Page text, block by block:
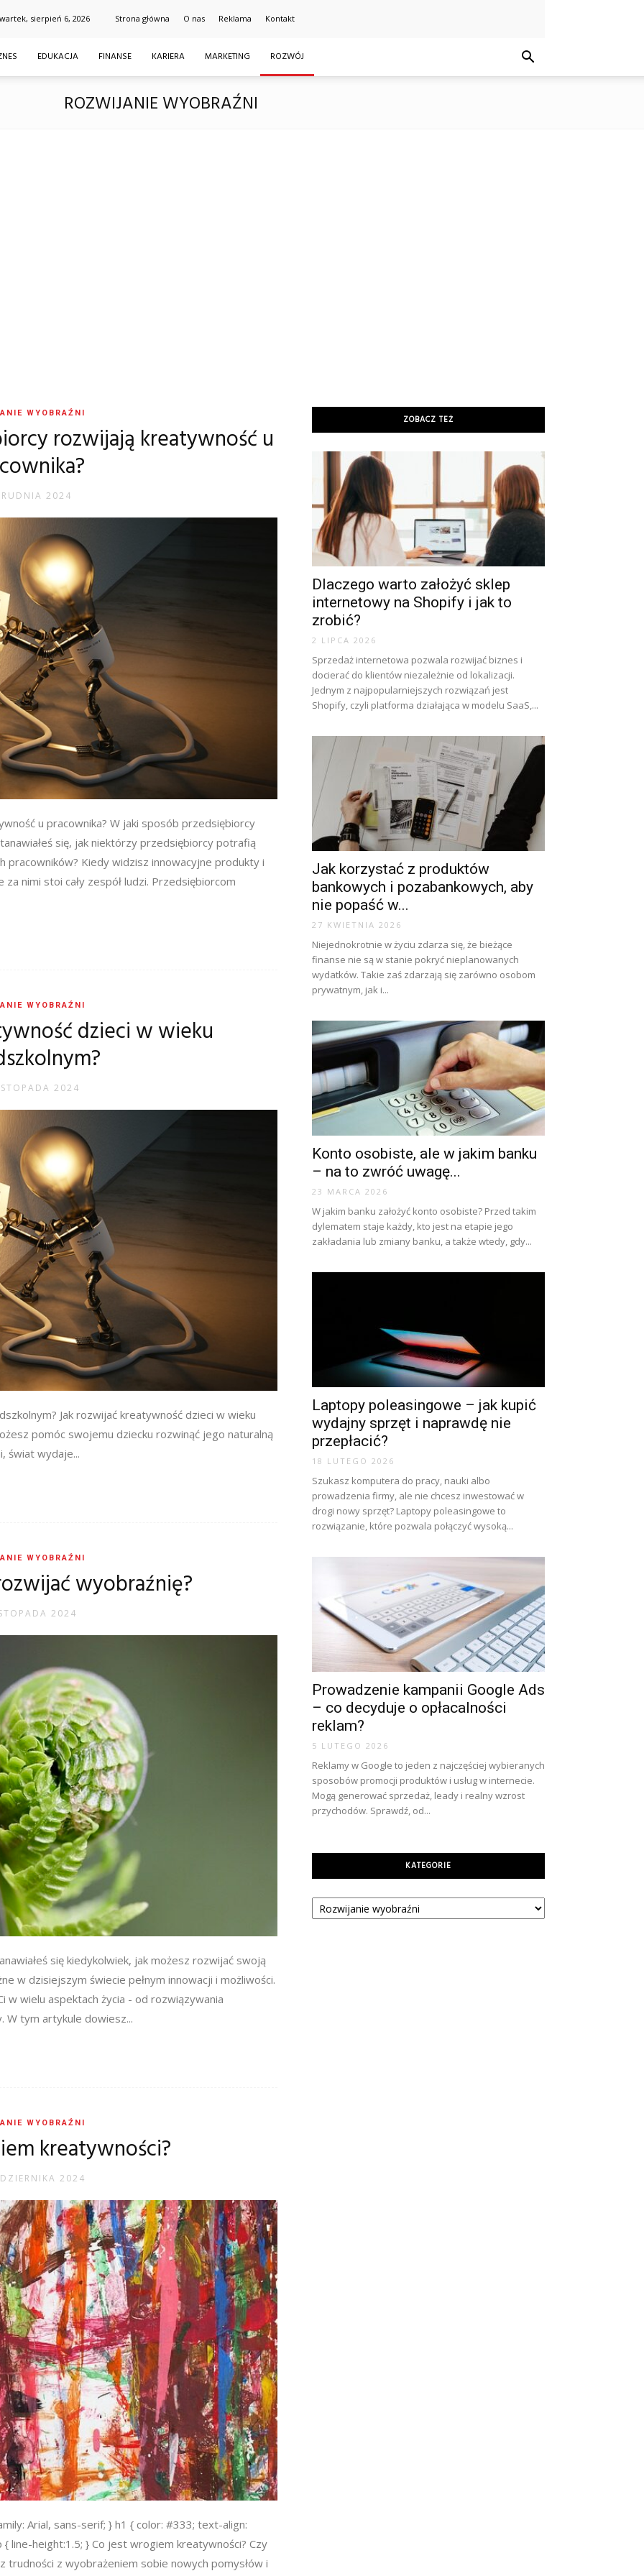
sierpień 6, 2026 Strona główna O nas Reklama Kontakt
EDUKACJA FINANSE KARIERA MARKETING ROZWÓJ
ROZWIJANIE WYOBRAŹNI
WYOBRAŹNI
rozwijają kreatywność u
2024
u pracownika? W jaki sposób przedsiębiorcy
się, jak niektórzy przedsiębiorcy potrafią
pracowników? Kiedy widzisz innowacyjne produkty i
nimi stoi cały zespół ludzi. Przedsiębiorcom
WYOBRAŹNI
dzieci w wieku
2024
Jak rozwijać kreatywność dzieci w wieku
pomóc swojemu dziecku rozwinąć jego naturalną
świat wydaje...
WYOBRAŹNI
wyobraźnię?
2024
się kiedykolwiek, jak możesz rozwijać swoją
w dzisiejszym świecie pełnym innowacji i możliwości.
w wielu aspektach życia - od rozwiązywania
tym artykule dowiesz...
WYOBRAŹNI
kreatywności?
2024
Arial, sans-serif; } h1 { color: #333; text-align:
line-height:1.5; } Co jest wrogiem kreatywności? Czy
trudności z wyobrażeniem sobie nowych pomysłów i
ZOBACZ TEŻ
Dlaczego warto założyć sklep
internetowy na Shopify i jak to
zrobić?
2 LIPCA 2026
Sprzedaż internetowa pozwala rozwijać biznes i
docierać do klientów niezależnie od lokalizacji.
Jednym z najpopularniejszych rozwiązań jest
Shopify, czyli platforma działająca w modelu SaaS,...
Jak korzystać z produktów
bankowych i pozabankowych, aby
nie popaść w...
27 KWIETNIA 2026
Niejednokrotnie w życiu zdarza się, że bieżące
finanse nie są w stanie pokryć nieplanowanych
wydatków. Takie zaś zdarzają się zarówno osobom
prywatnym, jak i...
Konto osobiste, ale w jakim banku
– na to zwróć uwagę...
23 MARCA 2026
W jakim banku założyć konto osobiste? Przed takim
dylematem staje każdy, kto jest na etapie jego
zakładania lub zmiany banku, a także wtedy, gdy...
Laptopy poleasingowe – jak kupić
wydajny sprzęt i naprawdę nie
przepłacić?
18 LUTEGO 2026
Szukasz komputera do pracy, nauki albo
prowadzenia firmy, ale nie chcesz inwestować w
drogi nowy sprzęt? Laptopy poleasingowe to
rozwiązanie, które pozwala połączyć wysoką...
Prowadzenie kampanii Google Ads
– co decyduje o opłacalności
reklam?
5 LUTEGO 2026
Reklamy w Google to jeden z najczęściej wybieranych
sposobów promocji produktów i usług w internecie.
Mogą generować sprzedaż, leady i realny wzrost
przychodów. Sprawdź, od...
KATEGORIE
Kategorie